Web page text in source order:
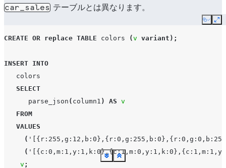
Show less
See moreShow less
See moreShow less
See moreShow less
See moreShow less
See moreShow less
See moreShow less
See moreShow less
See moreShow less
See moreShow less
See moreShow less
See moreShow less
See moreShow less
See moreShow less
See moreShow less
See moreShow less
See moreShow less
See moreShow less
See more
car_sales テーブルとは異なります。
Copy
CREATE OR replace TABLE colors (v variant );
INSERT INTO
colors
SELECT
parse_json ( column1 ) AS v
FROM
VALUES
(
(
v ;
Show less
See moreShow less
See moreShow less
See moreShow less
See moreShow less
See moreShow less
See moreShow less
See moreShow less
See moreShow less
See moreShow less
See moreShow less
See moreShow less
See moreShow less
See more